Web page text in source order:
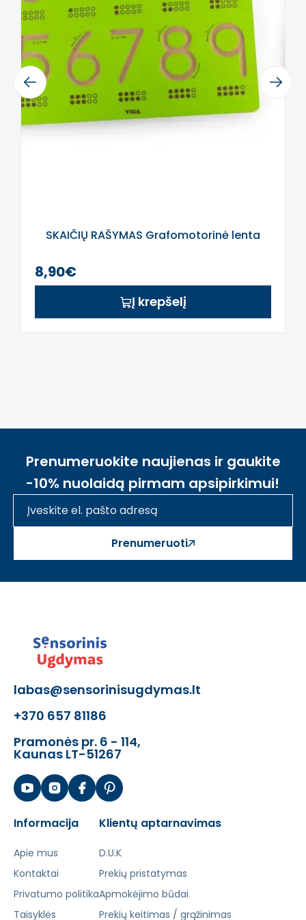
formas
-Akių-kojų
koordinaciją.
- Supratimą apie
jėgą ir judėjimą.
Šis aprašymas išverstas naudojant dirbtinį
intelektą. Atsiprašome už galimas klaidas,
vyksta redagavimas.
Previous
SKAIČIŲ RAŠYMAS Grafomotorinė lenta
8,90€
Į krepšelį
Next
Prenumeruokite naujienas ir gaukite
-10% nuolaidą pirmam apsipirkimui!
Prenumeruoti
labas@sensorinisugdymas.lt
+370 657 81186
Pramonės pr. 6 - 114,
Kaunas LT-51267
Informacija
Apie mus
Kontaktai
Privatumo politika
Taisyklės
Klientų aptarnavimas
D.U.K
Prekių pristatymas
Apmokėjimo būdai
Prekių keitimas / grąžinimas